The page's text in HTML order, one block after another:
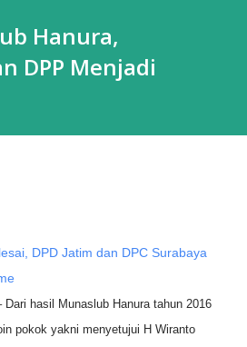
Hanura,
DPP Menjadi
Dari hasil
Munaslub Hanura tahun 2016
pokok yakni menyetujui H Wiranto